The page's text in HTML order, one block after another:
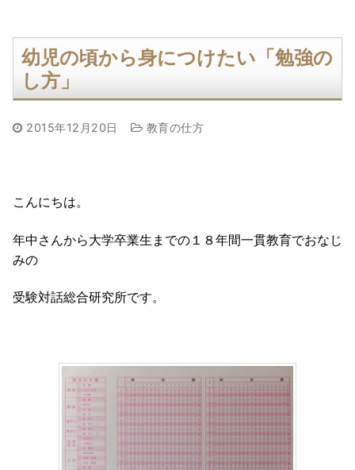
幼児の頃から身につけたい「勉強の
し方」
2015年12月20日 教育の仕方
こんにちは。
年中さんから大学卒業生までの１８年間一貫教育でおなじ
みの
受験対話総合研究所です。